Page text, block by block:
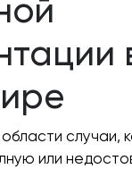
случаи,
или